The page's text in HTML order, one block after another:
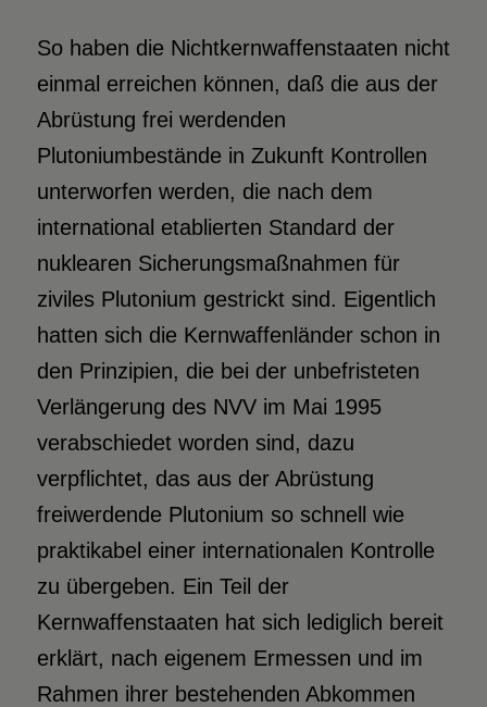
So haben die Nichtkernwaffenstaaten nicht
einmal erreichen können, daß die aus der
Abrüstung frei werdenden
Plutoniumbestände in Zukunft Kontrollen
unterworfen werden, die nach dem
international etablierten Standard der
nuklearen Sicherungsmaßnahmen für
ziviles Plutonium gestrickt sind. Eigentlich
hatten sich die Kernwaffenländer schon in
den Prinzipien, die bei der unbefristeten
Verlängerung des NVV im Mai 1995
verabschiedet worden sind, dazu
verpflichtet, das aus der Abrüstung
freiwerdende Plutonium so schnell wie
praktikabel einer internationalen Kontrolle
zu übergeben. Ein Teil der
Kernwaffenstaaten hat sich lediglich bereit
erklärt, nach eigenem Ermessen und im
Rahmen ihrer bestehenden Abkommen